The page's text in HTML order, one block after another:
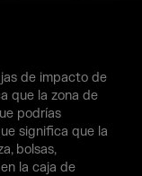
de impacto de
que la zona de
podrías
significa que la
bolsas,
la caja de